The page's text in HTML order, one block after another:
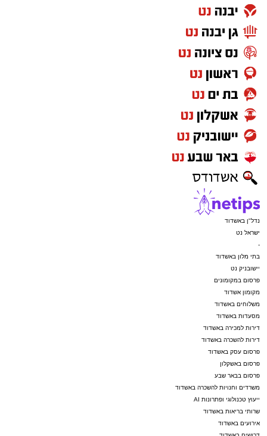
נדל"ן באשדוד
ישראל נט
-
בתי מלון באשדוד
יישובניק נט
פרסום במקומונים
מקומון אשדוד
משלוחים באשדוד
מסעדות באשדוד
דירות למכירה באשדוד
דירות להשכרה באשדוד
פרסום עסק באשדוד
פרסום באשקלון
פרסום בבאר שבע
משרדים וחנויות להשכרה באשדוד
ייעוץ טכנולוגי ופתרונות AI
שרותי בריאות באשדוד
אירועים באשדוד